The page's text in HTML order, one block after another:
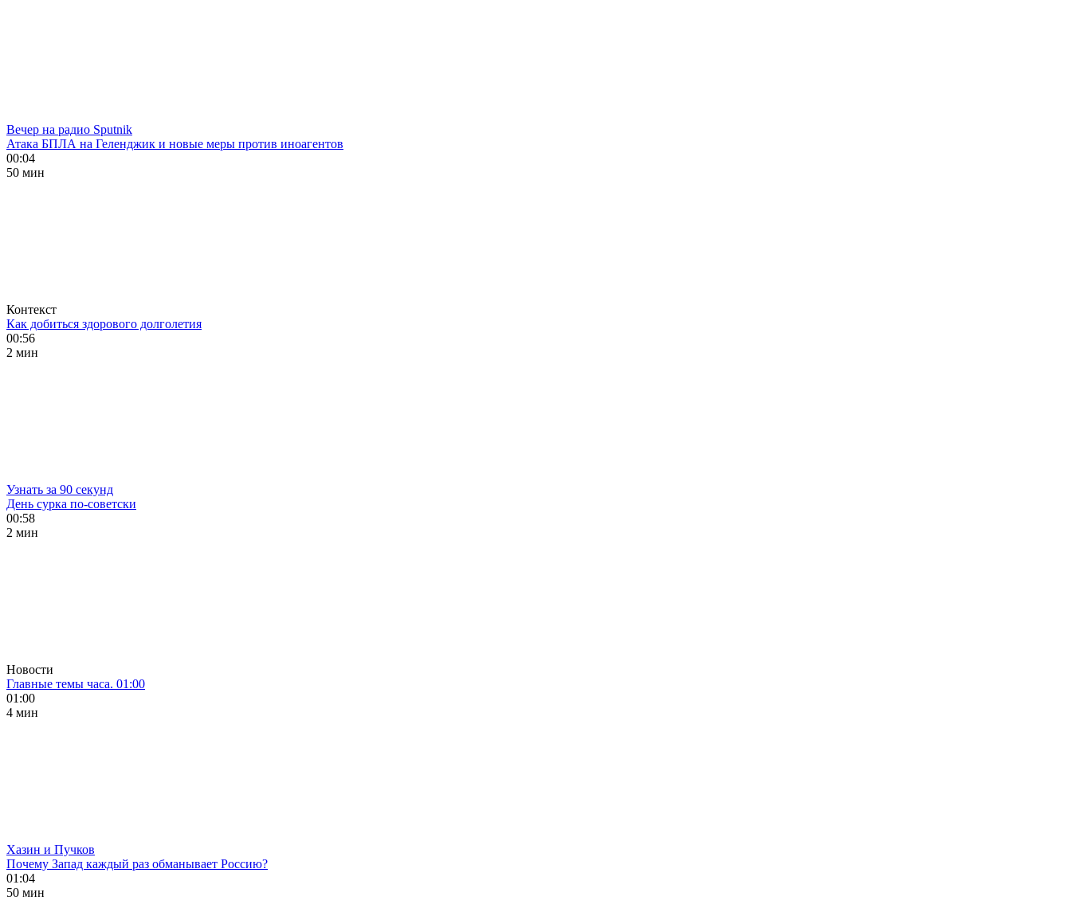
Вечер на радио Sputnik
Атака БПЛА на Геленджик и новые меры против иноагентов
00:04
50 мин
Контекст
Как добиться здорового долголетия
00:56
2 мин
Узнать за 90 секунд
День сурка по-советски
00:58
2 мин
Новости
Главные темы часа. 01:00
01:00
4 мин
Хазин и Пучков
Почему Запад каждый раз обманывает Россию?
01:04
50 мин